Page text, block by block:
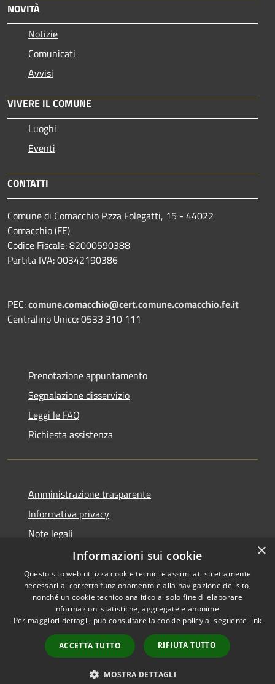
NOVITÀ
Notizie
Comunicati
Avvisi
VIVERE IL COMUNE
Luoghi
Eventi
CONTATTI
Comune di Comacchio P.zza Folegatti, 15 - 44022
Comacchio (FE)
Codice Fiscale: 82000590388
Partita IVA: 00342190386
PEC:comune.comacchio@cert.comune.comacchio.fe.it
Centralino Unico: 0533 310 111
Prenotazione appuntamento
Segnalazione disservizio
Leggi le FAQ
Richiesta assistenza
Amministrazione trasparente
Informativa privacy
Note legali
Dichiarazione di accessibilità
RSS
Accessibilità
Copyright © 2026 • Città di
Comacchio • Powered by
Municipium•
Accesso
redazione
×
Informazioni sui cookie
Questo sito web utilizza cookie tecnici e assimilati strettamente
necessari al corretto funzionamento e alla navigazione del sito,
nonché un cookie tecnico analitico al solo fine di elaborare
informazioni statistiche, aggregate e anonime.
Per maggiori dettagli, può consultare la cookie policy al seguente link
ACCETTA TUTTO RIFIUTA TUTTO
MOSTRA DETTAGLI